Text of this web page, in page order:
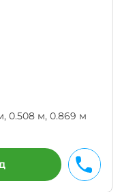
0.508 м, 0.869 м